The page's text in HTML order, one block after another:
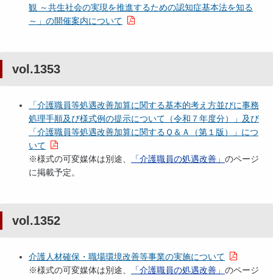
観 ～共生社会の実現を推進するための認知症基本法を知る
～」の開催案内について
vol.1353
「介護職員等処遇改善加算に関する基本的考え方並びに事務
処理手順及び様式例の提示について（令和７年度分）」及び
「介護職員等処遇改善加算に関するＱ＆Ａ（第１版）」につ
いて
※様式の可変媒体は別途、 「介護職員の処遇改善」 のページ
に掲載予定。
vol.1352
介護人材確保・職場環境改善等事業の実施について
※様式の可変媒体は別途、 「介護職員の処遇改善」 のページ